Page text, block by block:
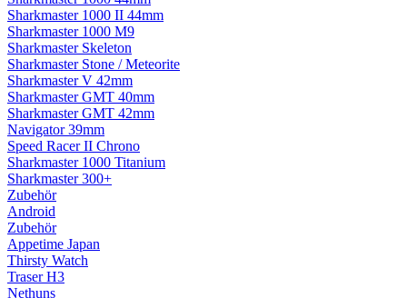
Sharkmaster 1000 II 44mm
Sharkmaster 1000 M9
Sharkmaster Skeleton
Sharkmaster Stone / Meteorite
Sharkmaster V 42mm
Sharkmaster GMT 40mm
Sharkmaster GMT 42mm
Navigator 39mm
Speed Racer II Chrono
Sharkmaster 1000 Titanium
Sharkmaster 300+
Zubehör
Android
Zubehör
Appetime Japan
Thirsty Watch
Traser H3
Nethuns